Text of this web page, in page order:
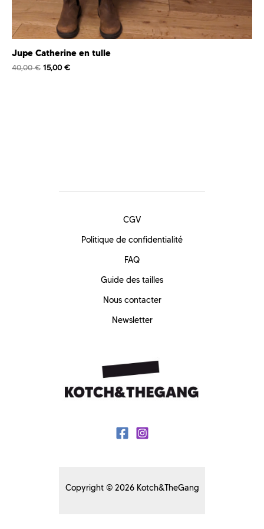
Jupe Catherine en tulle
40,00€ 15,00€
CGV
Politique de confidentialité
FAQ
Guide des tailles
Nous contacter
Newsletter
Copyright © 2026 Kotch&TheGang